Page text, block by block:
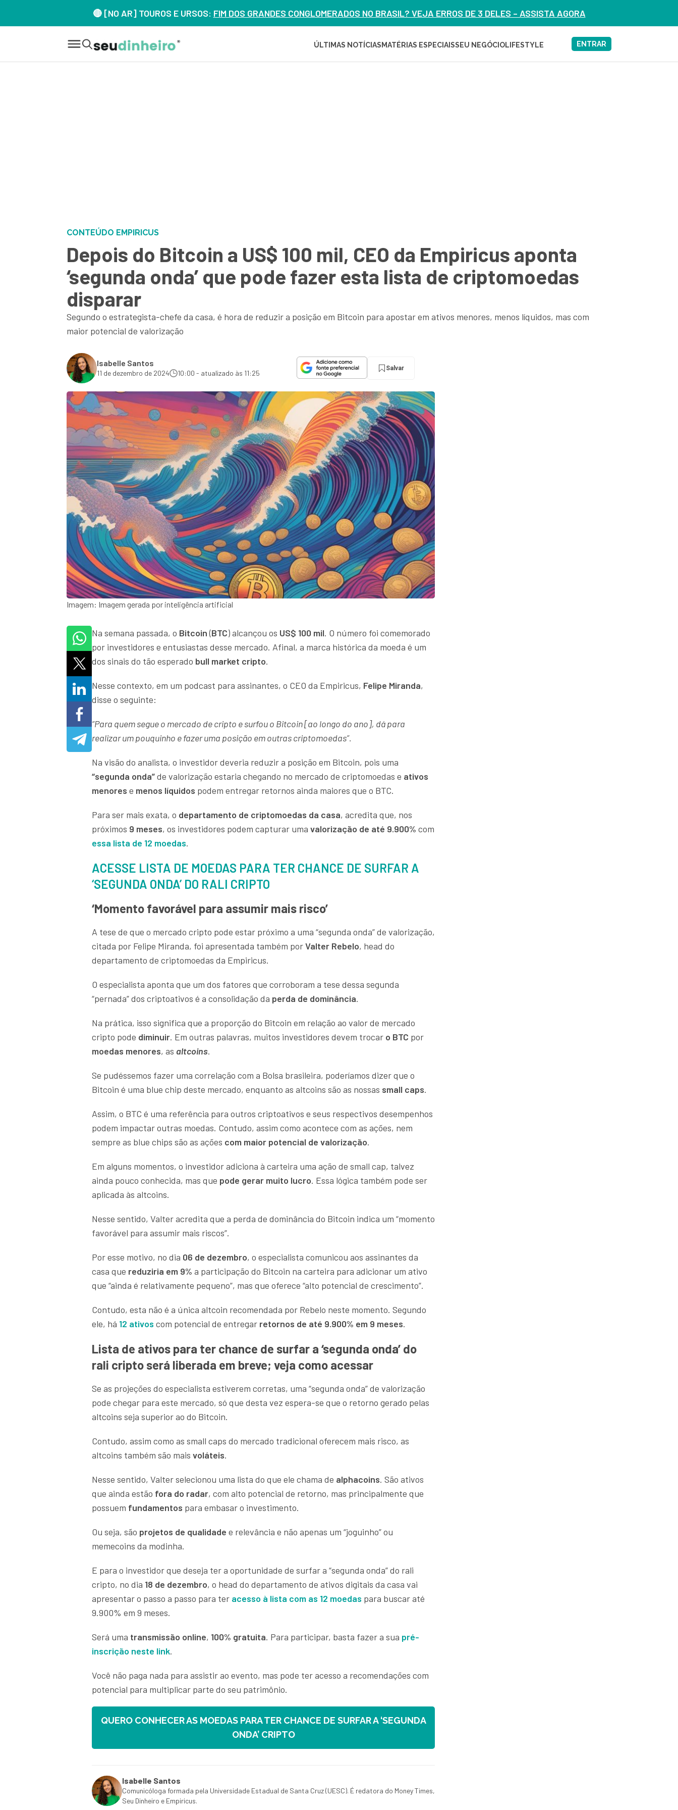
🔴 [NO AR] TOUROS E URSOS: FIM DOS GRANDES CONGLOMERADOS NO BRASIL? VEJA ERROS DE 3 DELES – ASSISTA AGORA
ÚLTIMAS NOTÍCIAS MATÉRIAS ESPECIAISSEU NEGÓCIOLIFESTYLE ENTRAR
CONTEÚDO EMPIRICUS
Depois do Bitcoin a US$ 100 mil, CEO da Empiricus aponta
‘segunda onda’ que pode fazer esta lista de criptomoedas
disparar
Segundo o estrategista-chefe da casa, é hora de reduzir a posição em Bitcoin para apostar em ativos menores, menos líquidos, mas com
maior potencial de valorização
Isabelle Santos
11 de dezembro de 2024 10:00 - atualizado às 11:25
Salvar
Imagem: Imagem gerada por inteligência artificial
Na semana passada, o Bitcoin(BTC) alcançou os US$ 100 mil. O número foi comemorado
por investidores e entusiastas desse mercado. Afinal, a marca histórica da moeda é um
dos sinais do tão esperado bull market cripto.
Nesse contexto, em um podcast para assinantes, o CEO da Empiricus, Felipe Miranda,
disse o seguinte:
“Para quem segue o mercado de cripto e surfou o Bitcoin [ao longo do ano], dá para
realizar um pouquinho e fazer uma posição em outras criptomoedas”.
Na visão do analista, o investidor deveria reduzir a posição em Bitcoin, pois uma
“segunda onda”de valorização estaria chegando no mercado de criptomoedas e ativos
menores e menos líquidos podem entregar retornos ainda maiores que o BTC.
Para ser mais exata, o departamento de criptomoedas da casa, acredita que, nos
próximos 9 meses, os investidores podem capturar uma valorização de até 9.900% com
essa lista de 12 moedas.
ACESSE LISTA DE MOEDAS PARA TER CHANCE DE SURFAR A
‘SEGUNDA ONDA’ DO RALI CRIPTO
‘Momento favorável para assumir mais risco’
A tese de que o mercado cripto pode estar próximo a uma “segunda onda” de valorização,
citada por Felipe Miranda, foi apresentada também porValter Rebelo, head do
departamento de criptomoedas da Empiricus.
O especialista aponta que um dos fatores que corroboram a tese dessa segunda
“pernada” dos criptoativos é a consolidação da perda de dominância.
Na prática, isso significa que a proporção do Bitcoin em relação ao valor de mercado
cripto pode diminuir. Em outras palavras, muitos investidores devem trocar o BTC por
moedas menores, as altcoins.
Se pudéssemos fazer uma correlação com a Bolsa brasileira, poderíamos dizer que o
Bitcoin é uma blue chip deste mercado, enquanto as altcoins são as nossas small caps.
Assim, o BTC é uma referência para outros criptoativos e seus respectivos desempenhos
podem impactar outras moedas. Contudo, assim como acontece com as ações, nem
sempre as blue chips são as ações com maior potencial de valorização.
Em alguns momentos, o investidor adiciona à carteira uma ação de small cap, talvez
ainda pouco conhecida, mas que pode gerar muito lucro. Essa lógica também pode ser
aplicada às altcoins.
Nesse sentido, Valter acredita que a perda de dominância do Bitcoin indica um “momento
favorável para assumir mais riscos”.
Por esse motivo, no dia 06 de dezembro, o especialista comunicou aos assinantes da
casa que reduziria em 9% a participação do Bitcoin na carteira para adicionar um ativo
que “ainda é relativamente pequeno”, mas que oferece “alto potencial de crescimento”.
Contudo, esta não é a única altcoin recomendada por Rebelo neste momento. Segundo
ele, há 12 ativos com potencial de entregar retornos de até 9.900% em 9 meses.
Lista de ativos para ter chance de surfar a ‘segunda onda’ do
rali cripto será liberada em breve; veja como acessar
Se as projeções do especialista estiverem corretas, uma “segunda onda” de valorização
pode chegar para este mercado, só que desta vez espera-se que o retorno gerado pelas
altcoins seja superior ao do Bitcoin.
Contudo, assim como as small caps do mercado tradicional oferecem mais risco, as
altcoins também são mais voláteis.
Nesse sentido, Valter selecionou uma lista do que ele chama de alphacoins. São ativos
que ainda estão fora do radar, com alto potencial de retorno, mas principalmente que
possuem fundamentos para embasar o investimento.
Ou seja, são projetos de qualidade e relevância e não apenas um “joguinho” ou
memecoins da modinha.
E para o investidor que deseja ter a oportunidade de surfar a “segunda onda” do rali
cripto, no dia 18 de dezembro, o head do departamento de ativos digitais da casa vai
apresentar o passo a passo para ter acesso à lista com as 12 moedas para buscar até
9.900% em 9 meses.
Será uma transmissão online, 100% gratuita. Para participar, basta fazer a sua pré-
inscrição neste link.
Você não paga nada para assistir ao evento, mas pode ter acesso a recomendações com
potencial para multiplicar parte do seu patrimônio.
QUERO CONHECER AS MOEDAS PARA TER CHANCE DE SURFAR A ‘SEGUNDA
ONDA’ CRIPTO
Isabelle Santos
Comunicóloga formada pela Universidade Estadual de Santa Cruz (UESC). É redatora do Money Times,
Seu Dinheiro e Empiricus.